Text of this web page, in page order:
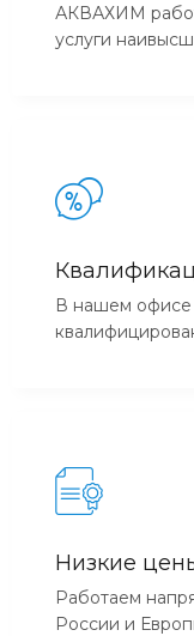
АКВАХИМ
услуги
В нашем офисе
Низкие
Работаем
России и